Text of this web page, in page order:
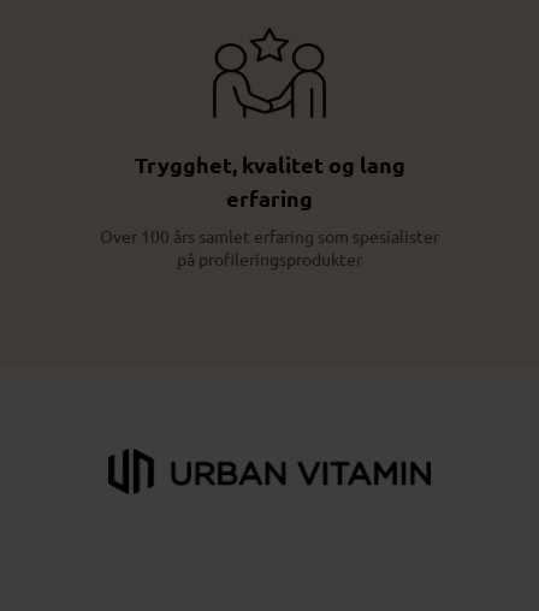
Trygghet, kvalitet og lang
erfaring
Over 100 års samlet erfaring som spesialister
på profileringsprodukter